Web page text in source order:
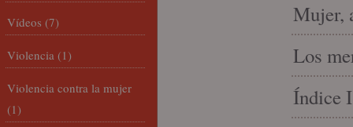
Mujer,
Los
Índice
Vídeos (7)
Violencia (1)
Violencia contra la mujer
(1)